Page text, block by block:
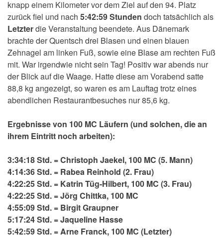
knapp einem Kilometer vor dem Ziel auf den 94. Platz
zurück fiel und nach 5:42:59 Stunden doch tatsächlich als
Letzterdie Veranstaltung beendete. Aus Dänemark
brachte der Quentsch drei Blasen und einen blauen
Zehnagel am linken Fuß, sowie eine Blase am rechten Fuß
mit. War irgendwie nicht sein Tag! Positiv war abends nur
der Blick auf die Waage. Hatte diese am Vorabend satte
88,8 kg angezeigt, so waren es am Lauftag trotz eines
abendlichen Restaurantbesuches nur 85,6 kg.
Ergebnisse von 100 MC Läufern (und solchen, die an
ihrem Eintritt noch arbeiten):
3:34:18 Std. = Christoph Jaekel, 100 MC (5. Mann)
4:14:36 Std. = Rabea Reinhold (2. Frau)
4:22:25 Std. = Katrin Tüg-Hilbert, 100 MC (3. Frau)
4:22:25 Std. = Jörg Chittka, 100 MC
4:55:09 Std. = Birgit Graupner
5:17:24 Std. = Jaqueline Hasse
5:42:59 Std. = Arne Franck, 100 MC (Letzter)